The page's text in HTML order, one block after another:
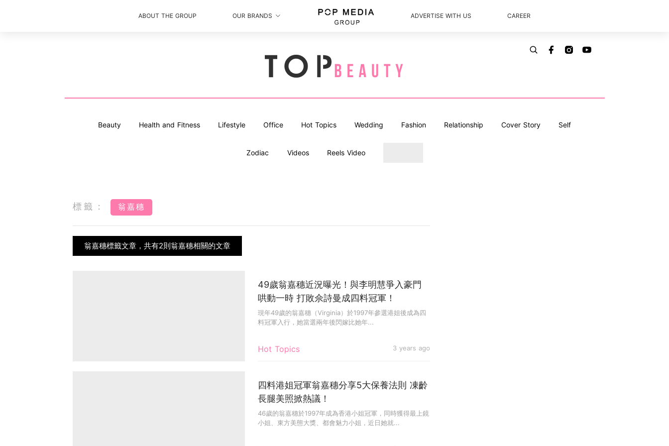
ABOUT THE GROUP OUR BRANDS ADVERTISE WITH US CAREER
Beauty Health and Fitness Lifestyle Office Hot Topics Wedding Fashion Relationship Cover Story Self
Zodiac Videos Reels Video
標籤： 翁嘉穗
翁嘉穗標籤文章，共有2則翁嘉穗相關的文章
Hot Topics 3 years ago
49歲翁嘉穗近況曝光！與李明慧爭入豪門
哄動一時 打敗佘詩曼成四料冠軍！
現年49歲的翁嘉穗（Virginia）於1997年參選港姐後成為四
料冠軍入行，她當選兩年後閃嫁比她年...
四料港姐冠軍翁嘉穗分享5大保養法則 凍齡
長腿美照掀熱議！
46歲的翁嘉穗於1997年成為香港小姐冠軍，同時獲得最上鏡
小姐、東方美態大獎、都會魅力小姐，近日她就...